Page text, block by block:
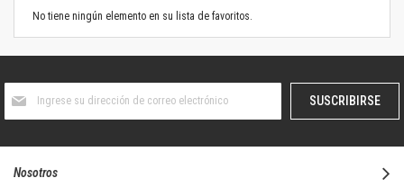
No tiene ningún elemento en su lista de favoritos.
boletín
SUSCRIBIRSE
Nosotros